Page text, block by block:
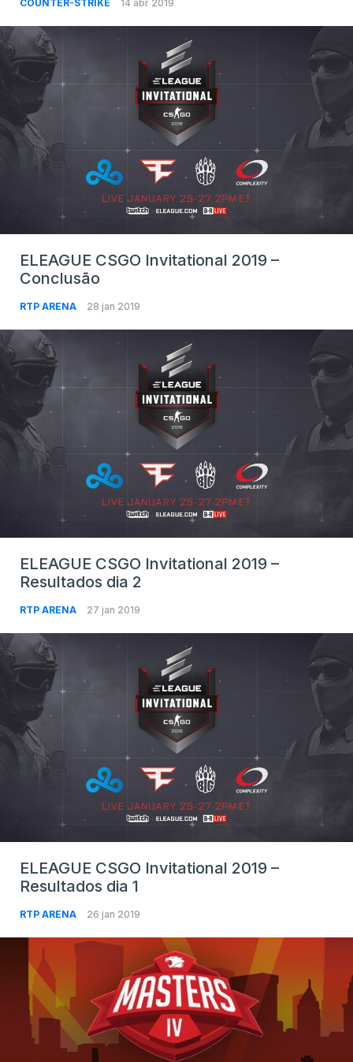
COUNTER-STRIKE 14 abr 2019
ELEAGUE CSGO Invitational 2019 –
Conclusão
RTP ARENA 28 jan 2019
ELEAGUE CSGO Invitational 2019 –
Resultados dia 2
RTP ARENA 27 jan 2019
ELEAGUE CSGO Invitational 2019 –
Resultados dia 1
RTP ARENA 26 jan 2019